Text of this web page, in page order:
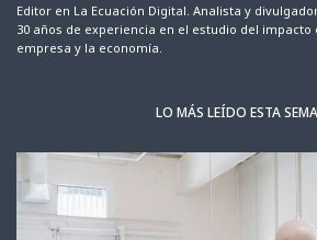
Editor en La Ecuación Digital. Analista y
30 años de experiencia en el estudio del impacto
empresa y la economía.
LO MÁS LEÍDO ESTA